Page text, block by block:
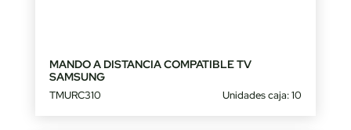
MANDO A DISTANCIA COMPATIBLE TV
SAMSUNG
TMURC310 Unidades caja: 10